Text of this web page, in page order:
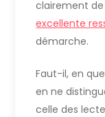
clairement
excellente
démarche.
Faut-il, en
en ne
celle des